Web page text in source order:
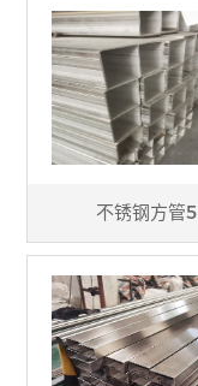
不锈钢方管5